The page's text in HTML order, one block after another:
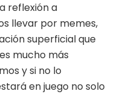
reflexión a
llevar por memes,
superficial que
mucho más
y si no lo
en juego no solo